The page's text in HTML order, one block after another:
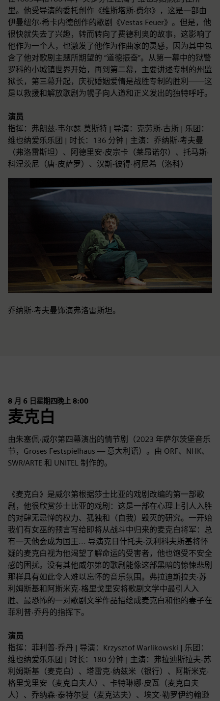
里。他受导演的委托创作《维斯塔斯·费尔》，这是一部由
伊曼纽尔·希卡内德创作的歌剧《Vestas Feuer》。但是，他
很快就失去了兴趣，转而转向了费德利奥的故事，这影响了
他作为一个人，也激发了他作为作曲家的灵感，因为其中包
含了他对歌剧主题所期望的 “道德振奋”。从第一幕中的狱警
罗科的小城镇世界开始，再到第二幕，主要讲述专制的州监
狱长，第三幕升起，庆祝婚姻爱情是战胜专制的胜利——这
是以救援和解放歌剧为幌子向人道和正义发出的独特呼吁。
演员
指挥：弗朗兹·韦尔瑟-莫斯特 | 导演：克劳斯·古斯 | 乐团：
维也纳爱乐乐团 | 时长：136 分钟 | 主演：乔纳斯·考夫曼
（弗洛雷斯坦）、阿德里安·皮宗卡（莱昂诺尔）、托马斯·
科涅茨尼（唐·皮萨罗）、汉斯-彼得·柯尼希（洛科）
乔纳斯·考夫曼饰演弗洛雷斯坦。
8 月 6 日星期四晚上 8:00
麦克白
由朱塞佩·威尔第四幕演出的情节剧（2023 年萨尔茨堡音乐
节，Groses Festspielhaus — 意大利语）。由 ORF、NHK、
SWR/ARTE 和 UNITEL 制作的。
《麦克白》是威尔第根据莎士比亚的戏剧改编的第一部歌
剧，他很欣赏莎士比亚的戏剧：这是一部在心理上引人入胜
的对肆无忌惮的权力、孤独和（自我）毁灭的研究。一开始
我们有女巫的预言写给即将从战斗中归来的麦克白将军：总
有一天他会成为国王... 导演克日什托夫·沃利科夫斯基将怀
疑的麦克白视为他渴望了解命运的受害者，他也饱受不安全
感的困扰。没有其他威尔第的歌剧能像这部黑暗的惊悚悲剧
那样具有如此令人难以忘怀的音乐氛围。弗拉迪斯拉夫·苏
利姆斯基和阿斯米克·格里戈里安将歌剧文学中最引人入
胜、最恐怖的一对歌剧文学作品描绘成麦克白和他的妻子在
菲利普·乔丹的指挥下。
演员
指挥：菲利普·乔丹 | 导演：Krzysztof Warlikowski | 乐团：
维也纳爱乐乐团 | 时长：180 分钟 | 主演：弗拉迪斯拉夫·苏
利姆斯基（麦克白）、塔雷克·纳兹米（银行）、阿斯米克·
格里戈里安（麦克白夫人）、卡特琳娜·皮瓦（麦克白夫
人）、乔纳森·泰特尔曼（麦克达夫）、埃文·勒罗伊约翰逊